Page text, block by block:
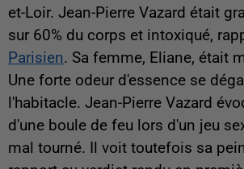
et-Loir. Jean-Pierre Vazard était
sur 60% du corps et intoxiqué,
Parisien. Sa femme, Eliane, était
Une forte odeur d'essence se
l'habitacle. Jean-Pierre Vazard
d'une boule de feu lors d'un jeu
mal tourné. Il voit toutefois sa